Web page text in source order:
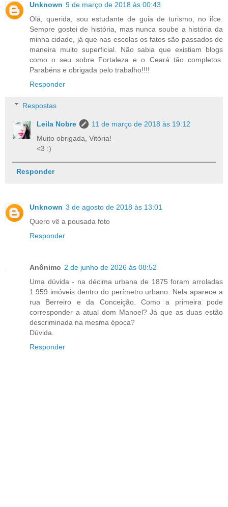
Unknown 9 de março de 2018 às 00:43
Olá, querida, sou estudante de guia de turismo, no ifce.
Sempre gostei de história, mas nunca soube a história da
minha cidade, já que nas escolas os fatos são passados de
maneira muito superficial. Não sabia que existiam blogs
como o seu sobre Fortaleza e o Ceará tão completos.
Parabéns e obrigada pelo trabalho!!!!
Responder
Respostas
Leila Nobre
11 de março de 2018 às 19:12
Muito obrigada, Vitória!
<3 :)
Responder
Unknown 3 de agosto de 2018 às 13:01
Quero vê a pousada foto
Responder
Anônimo 2 de junho de 2026 às 08:52
Uma dúvida - na décima urbana de 1875 foram arroladas
1.959 imóveis dentro do perímetro urbano. Nela aparece a
rua Berreiro e da Conceição. Como a primeira pode
corresponder a atual dom Manoel? Já que as duas estão
descriminada na mesma época?
Dúvida.
Responder